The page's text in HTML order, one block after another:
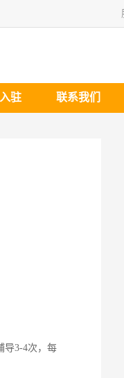
驻 联系我们
导3-4次，每